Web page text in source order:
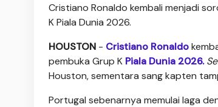
Cristiano Ronaldo kembali menjadi
K Piala Dunia 2026.
HOUSTON - Cristiano Ronaldo
pembuka Grup K Piala Dunia 2026.
Houston, sementara sang kapten
Portugal sebenarnya memulai laga